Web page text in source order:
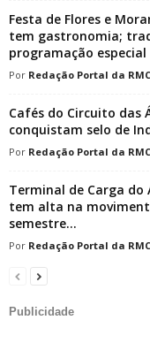
Festa de Flores e
tem gastronomia;
programação especial
Redação Portal da RMC
Cafés do Circuito das
conquistam selo de
Redação Portal da RMC
Terminal de Carga do
tem alta na
semestre...
Redação Portal da RMC
Publicidade